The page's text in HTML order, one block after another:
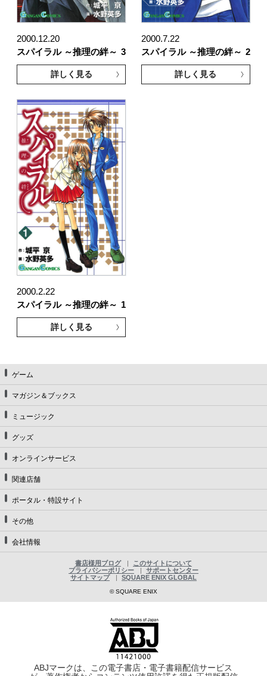
2000.12.20
スパイラル ～推理の絆～ 3
詳しく見る
2000.7.22
スパイラル ～推理の絆～ 2
詳しく見る
2000.2.22
スパイラル ～推理の絆～ 1
詳しく見る
ゲーム
マガジン＆ブックス
ミュージック
グッズ
オンラインサービス
関連店舗
ポータル・特設サイト
その他
会社情報
書店様用ブログ
このサイトについて
プライバシーポリシー
サポートセンター
サイトマップ
SQUARE ENIX GLOBAL
© SQUARE ENIX
ABJマークは、この電子書店・電子書籍配信サービス